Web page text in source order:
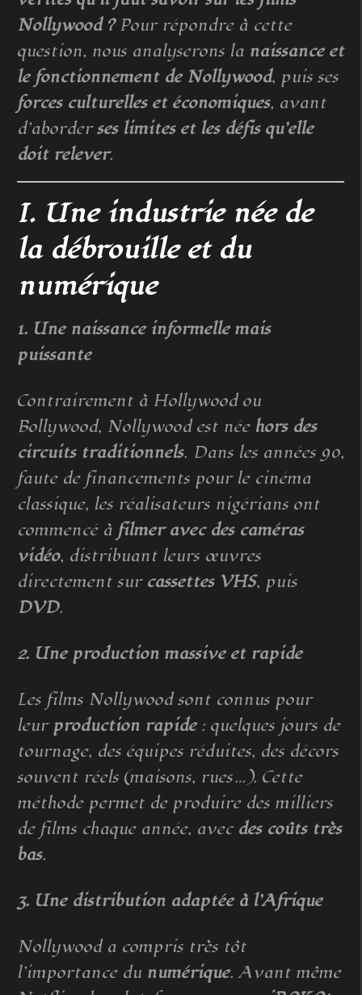
Nollywood ?Pour répondre à cette
question, nous analyserons la naissance et
le fonctionnement de Nollywood, puis ses
forces culturelles et économiques, avant
d’aborderses limites et les défis qu’elle
doit relever.
I. Une industrie née de
la débrouille et du
numérique
1. Une naissance informelle mais
puissante
Contrairement à Hollywood ou
Bollywood, Nollywood est née hors des
circuits traditionnels. Dans les années 90,
faute de financements pour le cinéma
classique, les réalisateurs nigérians ont
commencé à filmer avec des caméras
vidéo, distribuant leurs œuvres
directement sur cassettes VHS, puis
DVD.
2. Une production massive et rapide
Les films Nollywood sont connus pour
leur production rapide: quelques jours de
tournage, des équipes réduites, des décors
souvent réels (maisons, rues…). Cette
méthode permet de produire des milliers
de films chaque année, avec des coûts très
bas.
3. Une distribution adaptée à l’Afrique
Nollywood a compris très tôt
l’importance du numérique. Avant même